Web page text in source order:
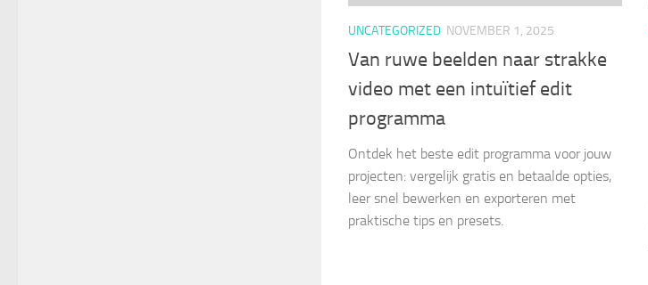
UNCATEGORIZED NOVEMBER 1, 2025
Van ruwe beelden naar strakke
video met een intuïtief edit
programma
Ontdek het beste edit programma voor jouw
projecten: vergelijk gratis en betaalde opties,
leer snel bewerken en exporteren met
praktische tips en presets.